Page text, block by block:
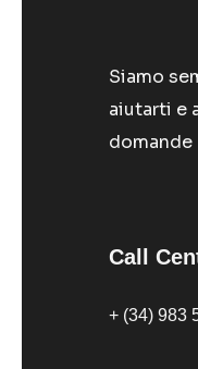
Siamo
aiutarti e
domande
Call
+ (34) 983